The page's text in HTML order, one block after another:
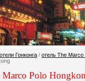
отели Гонконга / отель The
Marco Polo